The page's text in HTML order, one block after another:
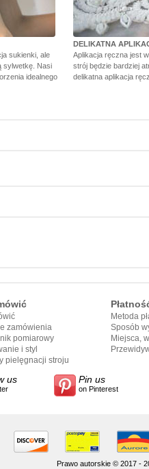
sukienki, ale
sylwetkę. Nasi
idealnego
DELIKATNA
Aplikacja ręczna jest
strój będzie bardziej
delikatna aplikacja
zamówienia
pomiarowy
i styl
pielęgnacji stroju
Metoda
Sposób
Miejsca,
us Pin us
on Pinterest
Prawo autorskie © 2017 -